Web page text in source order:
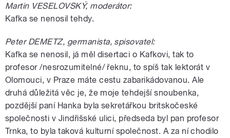
Martin VESELOVSKÝ, moderátor:
Kafka se nenosil tehdy.
Peter DEMETZ, germanista, spisovatel:
Kafka se nenosil, já měl disertaci o Kafkovi, tak to
profesor /nesrozumitelné/ řeknu, to spíš tak lektorát v
Olomouci, v Praze máte cestu zabarikádovanou. Ale
druhá důležitá věc je, že moje tehdejší snoubenka,
pozdější paní Hanka byla sekretářkou britskočeské
společnosti v Jindřišské ulici, předseda byl pan profesor
Trnka, to byla taková kulturní společnost. A za ní chodilo